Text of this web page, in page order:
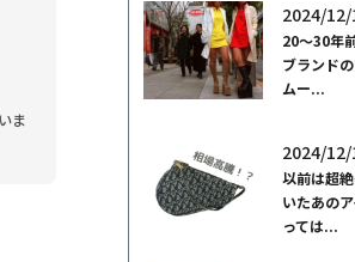
ま
2024/
20～30年
ブランド
ムー...
2024/12/
以前は超
いたあの
っては...